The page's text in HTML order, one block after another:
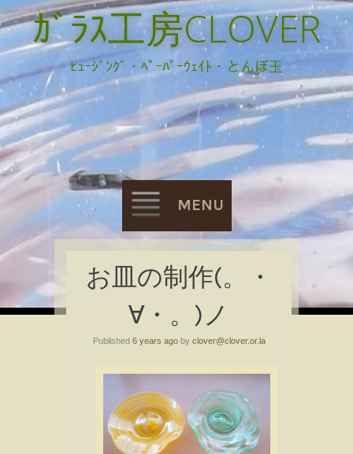
ｶﾞﾗｽ工房CLOVER
ﾋｭｰｼﾞﾝｸﾞ・ﾍﾟｰﾊﾟｰｳｪｲﾄ・とんぼ玉
MENU
Skip
to
content
お皿の制作(。・
∀・。)ノ
Published 6 years agoby clover@clover.or.la